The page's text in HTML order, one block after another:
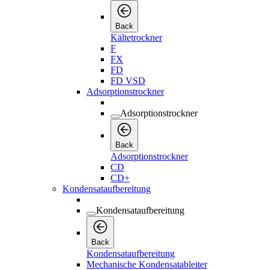
Back
Kältetrockner
F
FX
FD
FD VSD
Adsorptionstrockner
Adsorptionstrockner
Back
Adsorptionstrockner
CD
CD+
Kondensataufbereitung
Kondensataufbereitung
Back
Kondensataufbereitung
Mechanische Kondensatableiter